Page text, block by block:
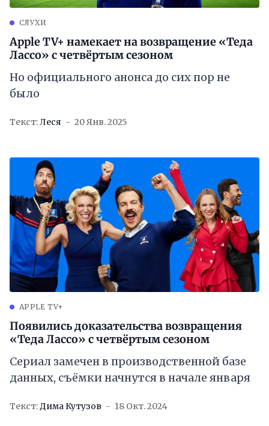
СЛУХИ
Apple TV+ намекает на возвращение «Теда
Лассо» с четвёртым сезоном
Но официального анонса до сих пор не
было
Текст:Леся 20 Янв. 2025
APPLE TV+
Появились доказательства возвращения
«Теда Лассо» с четвёртым сезоном
Сериал замечен в производственной базе
данных, съёмки начнутся в начале января
Текст:Дима Кутузов 18 Окт. 2024